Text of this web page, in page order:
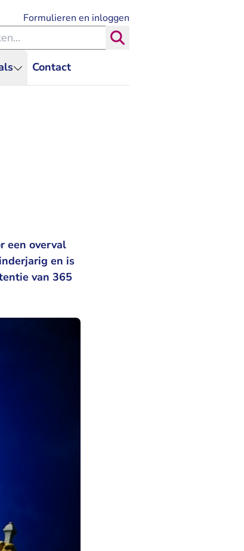
Contact
Formulieren en inloggen
de Rechtspraak
een overval
en is
van 365